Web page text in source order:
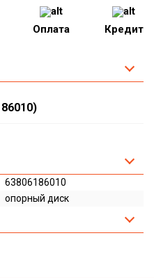
Оплата Кредит
63806186010
опорный диск